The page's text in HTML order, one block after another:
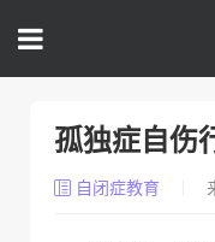
孤独症自伤
自闭症教育